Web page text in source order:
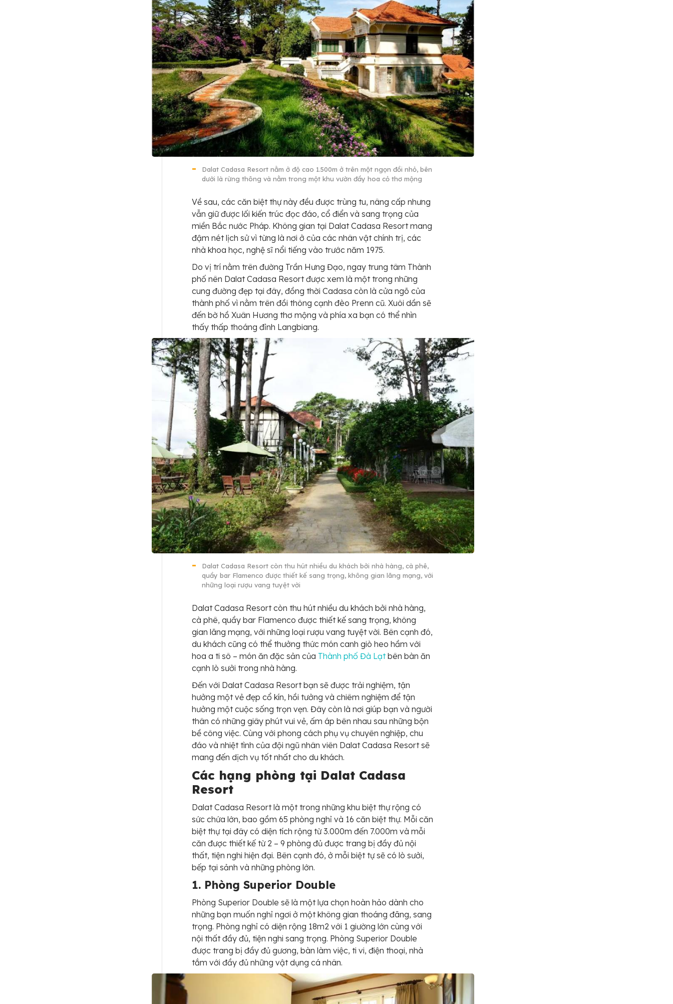
Dalat Cadasa Resort nằm ở độ cao 1.500m ở trên một ngọn đồi nhỏ, bên
dưới là rừng thông và nằm trong một khu vườn đầy hoa cỏ thơ mộng
Về sau, các căn biệt thự này đều được trùng tu, nâng cấp nhưng
vẫn giữ được lối kiến trúc đọc đáo, cổ điển và sang trọng của
miền Bắc nước Pháp. Không gian tại Dalat Cadasa Resort mang
đậm nét lịch sử vì từng là nơi ở của các nhân vật chính trị, các
nhà khoa học, nghệ sĩ nổi tiếng vào trước năm 1975.
Do vị trí nằm trên đường Trần Hưng Đạo, ngay trung tâm Thành
phố nên Dalat Cadasa Resort được xem là một trong những
cung đường đẹp tại đây, đồng thời Cadasa còn là cửa ngõ của
thành phố vì nằm trên đồi thông cạnh đèo Prenn cũ. Xuôi dần sẽ
đến bờ hồ Xuân Hương thơ mộng và phía xa bạn có thể nhìn
thấy thấp thoáng đỉnh Langbiang.
Dalat Cadasa Resort còn thu hút nhiều du khách bởi nhà hàng, cà phê,
quầy bar Flamenco được thiết kế sang trọng, không gian lãng mạng, với
những loại rượu vang tuyệt vời
Dalat Cadasa Resort còn thu hút nhiều du khách bởi nhà hàng,
cà phê, quầy bar Flamenco được thiết kế sang trọng, không
gian lãng mạng, với những loại rượu vang tuyệt vời. Bên cạnh đó,
du khách cũng có thể thưởng thức món canh giò heo hầm với
hoa a ti sô – món ăn đặc sản của Thành phố Đà Lạtbên bàn ăn
cạnh lò sưởi trong nhà hàng.
Đến với Dalat Cadasa Resort bạn sẽ được trải nghiệm, tận
hưởng một vẻ đẹp cổ kín, hồi tưởng và chiêm nghiệm để tận
hưởng một cuộc sống trọn vẹn. Đây còn là nơi giúp bạn và người
thân có những giây phút vui vẻ, ấm áp bên nhau sau những bộn
bề công việc. Cùng với phong cách phụ vụ chuyên nghiệp, chu
đáo và nhiệt tình của đội ngũ nhân viên Dalat Cadasa Resort sẽ
mang đến dịch vụ tốt nhất cho du khách.
Các hạng phòng tại Dalat Cadasa
Resort
Dalat Cadasa Resort là một trong những khu biệt thự rộng có
sức chứa lớn, bao gồm 65 phòng nghỉ và 16 căn biệt thự. Mỗi căn
biệt thự tại đây có diện tích rộng từ 3.000m đến 7.000m và mỗi
căn được thiết kế từ 2 – 9 phòng đủ được trang bị đầy đủ nội
thất, tiện nghi hiện đại. Bên cạnh đó, ở mỗi biệt tự sẽ có lò sưởi,
bếp tại sảnh và những phòng lớn.
1. Phòng Superior Double
Phòng Superior Double sẽ là một lựa chọn hoàn hảo dành cho
những bạn muốn nghỉ ngơi ở một không gian thoáng đãng, sang
trọng. Phòng nghỉ có diện rộng 18m2 với 1 giường lớn cùng với
nội thất đầy đủ, tiện nghi sang trọng. Phòng Superior Double
được trang bị đầy đủ gương, bàn làm việc, ti vi, điện thoại, nhà
tắm với đầy đủ những vật dụng cá nhân.